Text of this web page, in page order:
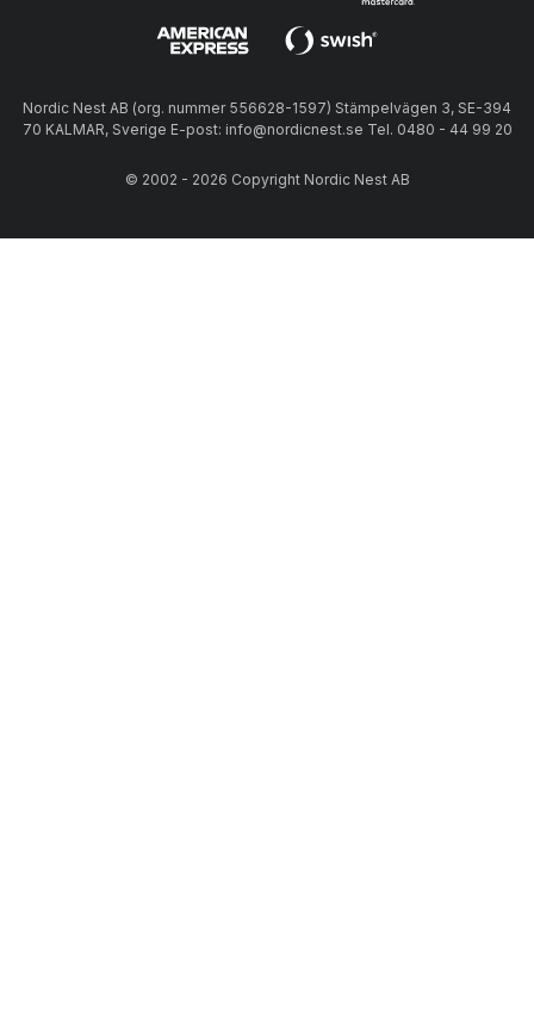
Nordic Nest AB (org. nummer 556628-1597) Stämpelvägen 3, SE-394
70 KALMAR, Sverige E-post: info@nordicnest.se Tel. 0480 - 44 99 20
© 2002 - 2026 Copyright Nordic Nest AB